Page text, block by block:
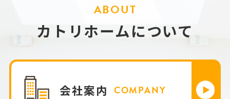
ABOUT
カトリホームについて
会社案内 COMPANY